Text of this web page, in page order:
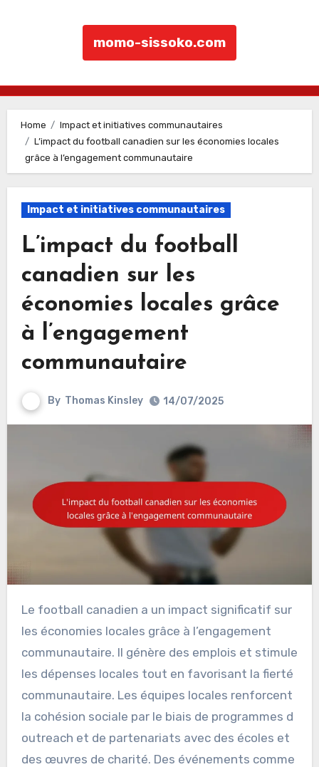
momo-sissoko.com
Home
Impact et initiatives communautaires
L’impact du football canadien sur les économies locales
grâce à l’engagement communautaire
Impact et initiatives communautaires
L’impact du football
canadien sur les
économies locales grâce
à l’engagement
communautaire
By Thomas Kinsley 14/07/2025
Le football canadien a un impact significatif sur
les économies locales grâce à l’engagement
communautaire. Il génère des emplois et stimule
les dépenses locales tout en favorisant la fierté
communautaire. Les équipes locales renforcent
la cohésion sociale par le biais de programmes d
outreach et de partenariats avec des écoles et
des œuvres de charité. Des événements comme